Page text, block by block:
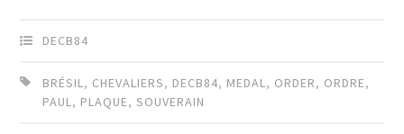
DECB84
BRÉSIL, CHEVALIERS, DECB84, MEDAL, ORDER, ORDRE,
PAUL, PLAQUE,SOUVERAIN